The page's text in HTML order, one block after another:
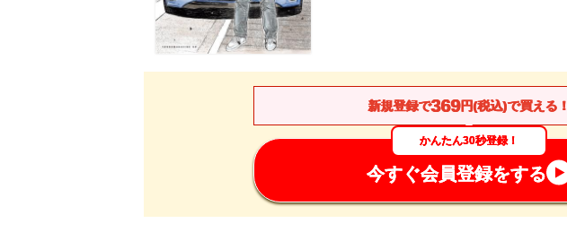
新規登録で369円(税込)で買える！
かんたん30秒登録！
今すぐ会員登録をする